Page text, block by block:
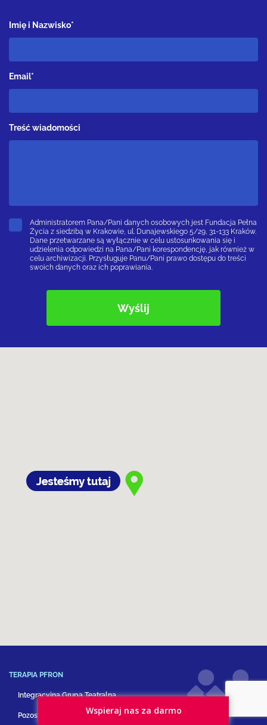
Imię i Nazwisko*
Email*
Treść wiadomości
Administratorem Pana/Pani danych osobowych jest Fundacja Pełna
Życia z siedzibą w Krakowie, ul. Dunajewskiego 5/29, 31-133 Kraków.
Dane przetwarzane są wyłącznie w celu ustosunkowania się i
udzielenia odpowiedzi na Pana/Pani korespondencję, jak również w
celu archiwizacji. Przysługuje Panu/Pani prawo dostępu do treści
swoich danych oraz ich poprawiania.
TERAPIA PFRON
Integracyjna Grupa Teatralna
Pozostałe formy terapiiWspieraj nas za darmo